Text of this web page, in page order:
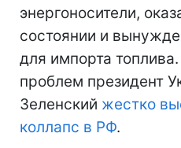
энергоносители,
состоянии и
для импорта
проблем президент
Зеленский жестко
коллапс в РФ.